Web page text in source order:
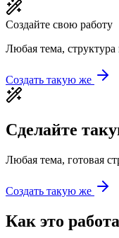
Создайте свою работу
Любая тема,
Создать такую же
Сделайте
Любая тема, готовая
Создать такую же
Как это